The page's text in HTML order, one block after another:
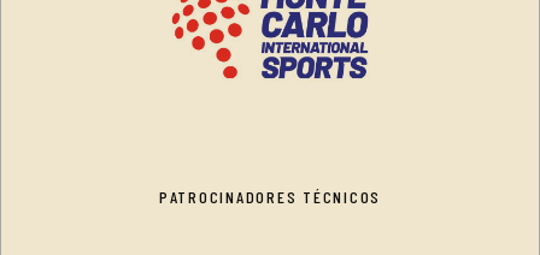
PATROCINADORES TÉCNICOS